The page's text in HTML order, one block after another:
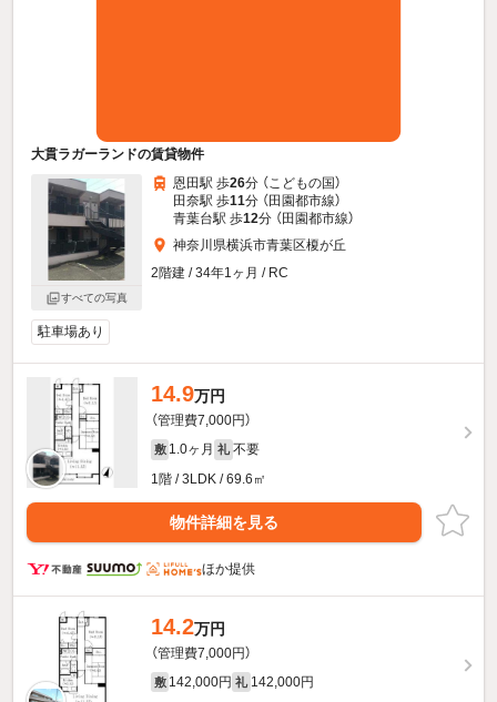
大貫ラガーランドの賃貸物件
すべての写真
恩田駅 歩26分 （こどもの国）
田奈駅 歩11分 （田園都市線）
青葉台駅 歩12分 （田園都市線）
神奈川県横浜市青葉区榎が丘
2階建 / 34年1ヶ月 / RC
駐車場あり
14.9万円
（管理費7,000円）
敷 1.0ヶ月 礼 不要
1階 / 3LDK / 69.6㎡
物件詳細を見る
ほか提供
14.2万円
（管理費7,000円）
敷 142,000円 礼 142,000円